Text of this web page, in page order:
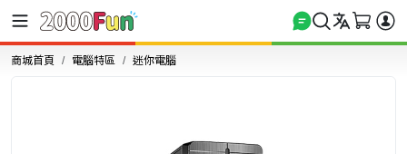
商城首頁 電腦特區 迷你電腦